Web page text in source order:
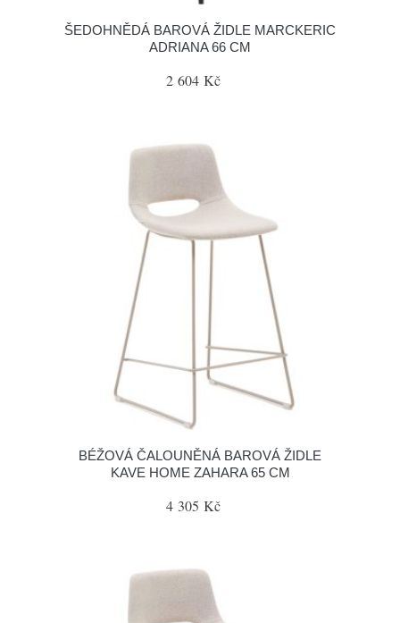
ŠEDOHNĚDÁ BAROVÁ ŽIDLE MARCKERIC
ADRIANA 66 CM
2 604 Kč
BÉŽOVÁ ČALOUNĚNÁ BAROVÁ ŽIDLE
KAVE HOME ZAHARA 65 CM
4 305 Kč